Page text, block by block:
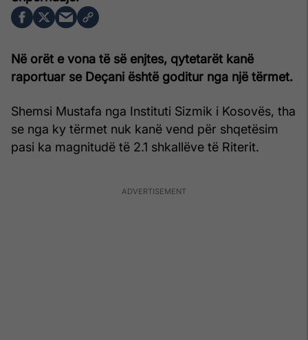
Në orët e vona të së enjtes, qytetarët kanë
raportuar se Deçani është goditur nga një tërmet.
Shemsi Mustafa nga Instituti Sizmik i Kosovës, tha
se nga ky tërmet nuk kanë vend për shqetësim
pasi ka magnitudë të 2.1 shkallëve të Riterit.